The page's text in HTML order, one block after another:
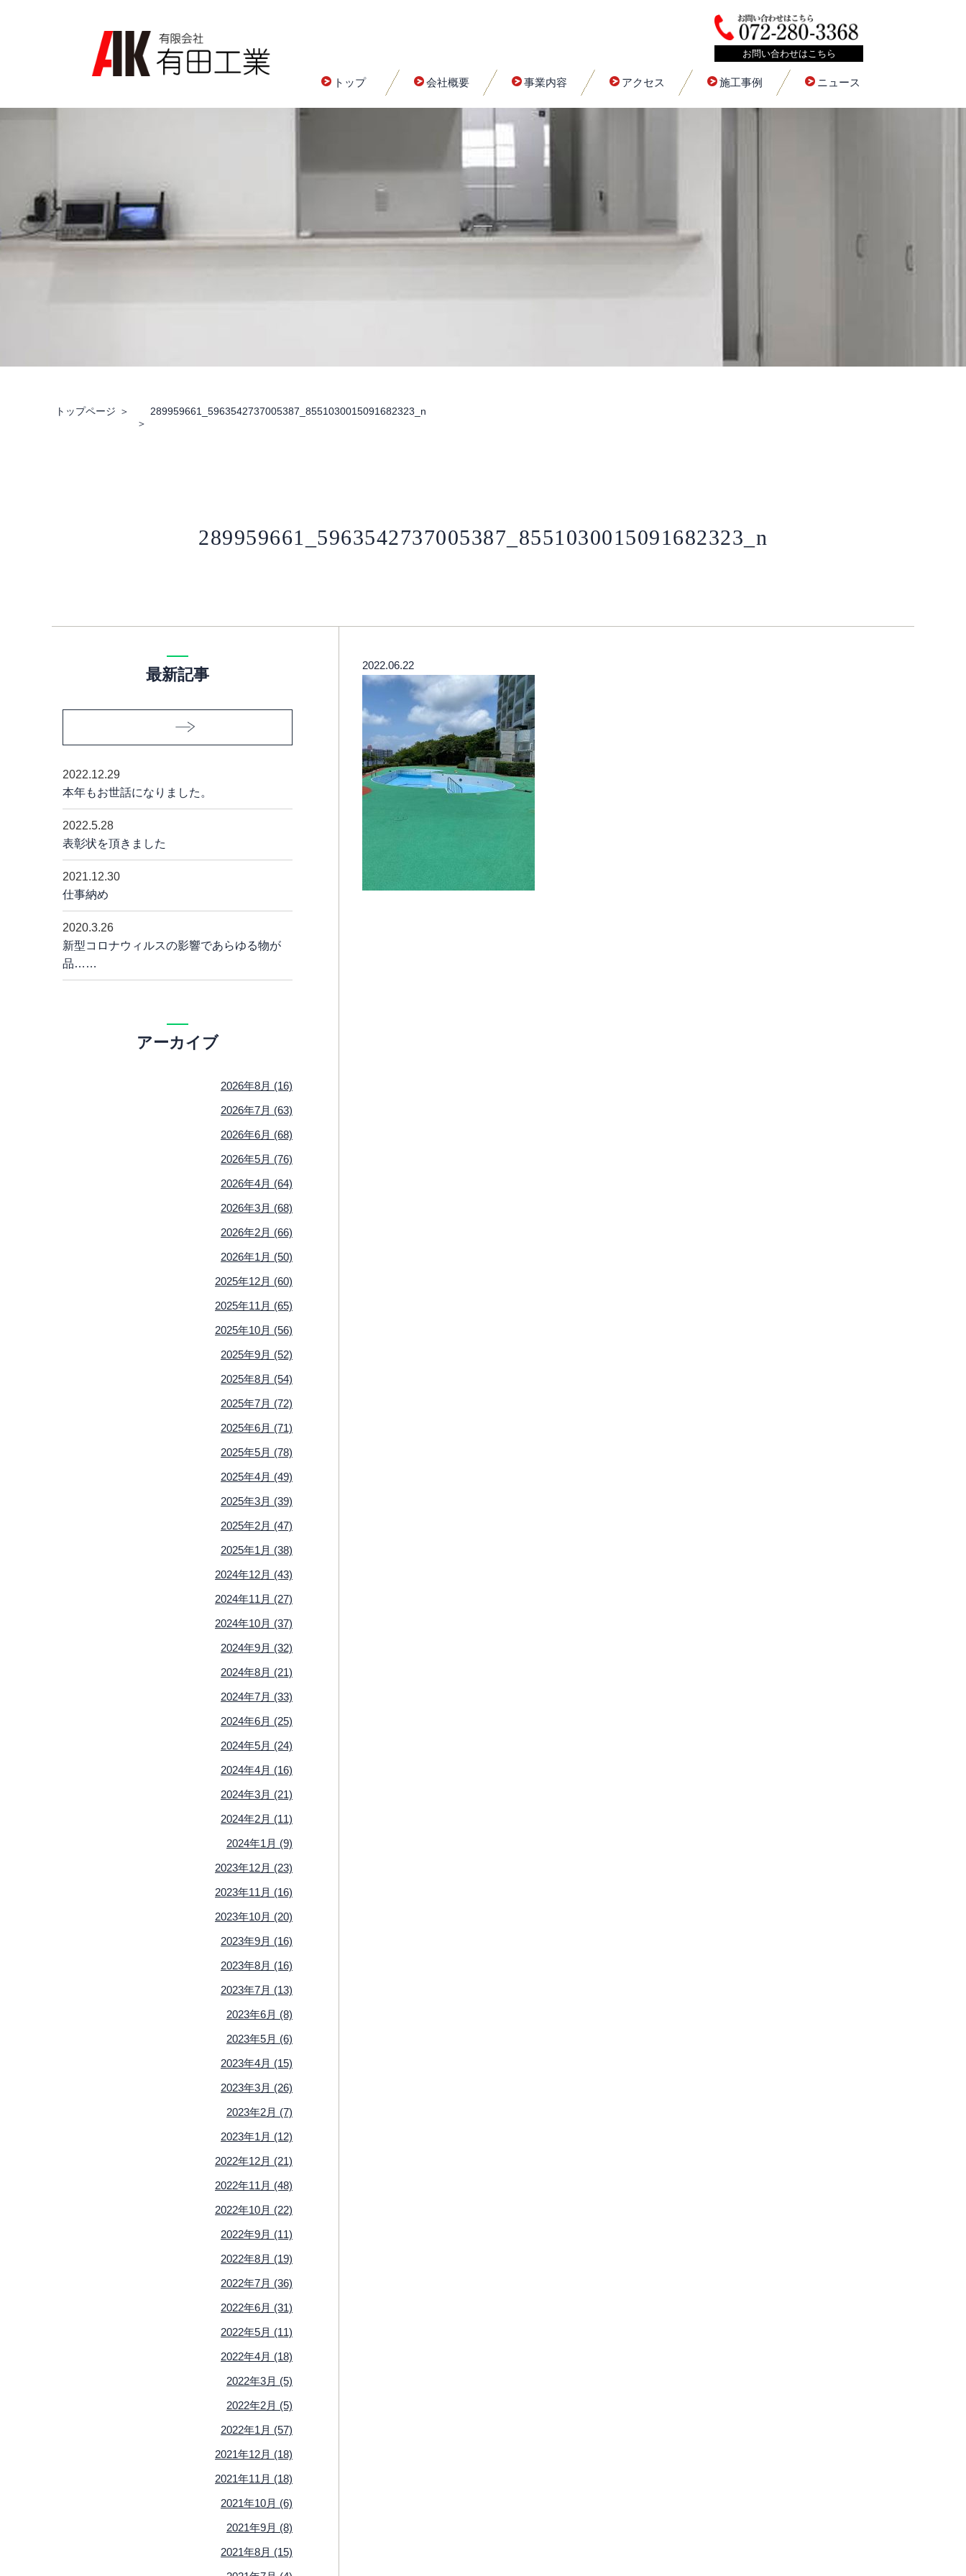
お問い合わせはこちら
トップ 会社概要 事業内容 アクセス 施工事例 ニュース
トップページ 289959661_5963542737005387_8551030015091682323_n
289959661_5963542737005387_8551030015091682323_n
2022.06.22
最新記事
2022.12.29
本年もお世話になりました。
2022.5.28
表彰状を頂きました
2021.12.30
仕事納め
2020.3.26
新型コロナウィルスの影響であらゆる物が
品……
アーカイブ
2026年8月 (16)
2026年7月 (63)
2026年6月 (68)
2026年5月 (76)
2026年4月 (64)
2026年3月 (68)
2026年2月 (66)
2026年1月 (50)
2025年12月 (60)
2025年11月 (65)
2025年10月 (56)
2025年9月 (52)
2025年8月 (54)
2025年7月 (72)
2025年6月 (71)
2025年5月 (78)
2025年4月 (49)
2025年3月 (39)
2025年2月 (47)
2025年1月 (38)
2024年12月 (43)
2024年11月 (27)
2024年10月 (37)
2024年9月 (32)
2024年8月 (21)
2024年7月 (33)
2024年6月 (25)
2024年5月 (24)
2024年4月 (16)
2024年3月 (21)
2024年2月 (11)
2024年1月 (9)
2023年12月 (23)
2023年11月 (16)
2023年10月 (20)
2023年9月 (16)
2023年8月 (16)
2023年7月 (13)
2023年6月 (8)
2023年5月 (6)
2023年4月 (15)
2023年3月 (26)
2023年2月 (7)
2023年1月 (12)
2022年12月 (21)
2022年11月 (48)
2022年10月 (22)
2022年9月 (11)
2022年8月 (19)
2022年7月 (36)
2022年6月 (31)
2022年5月 (11)
2022年4月 (18)
2022年3月 (5)
2022年2月 (5)
2022年1月 (57)
2021年12月 (18)
2021年11月 (18)
2021年10月 (6)
2021年9月 (8)
2021年8月 (15)